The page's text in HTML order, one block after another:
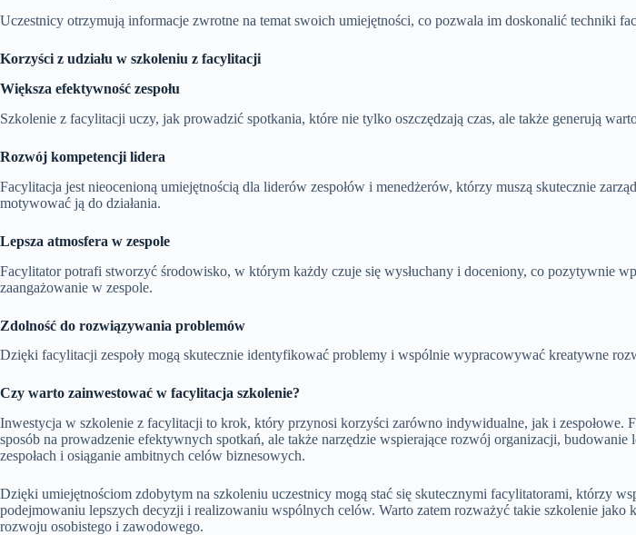
Uczestnicy otrzymują informacje zwrotne na temat swoich umiejętności, co pozwala im doskonalić techniki
Korzyści z udziału w szkoleniu z facylitacji
Większa efektywność zespołu
Szkolenie z facylitacji uczy, jak prowadzić spotkania, które nie tylko oszczędzają czas, ale także generują
Rozwój kompetencji lidera
Facylitacja jest nieocenioną umiejętnością dla liderów zespołów i menedżerów, którzy muszą skutecznie
motywować ją do działania.
Lepsza atmosfera w zespole
Facylitator potrafi stworzyć środowisko, w którym każdy czuje się wysłuchany i doceniony, co pozytywnie
zaangażowanie w zespole.
Zdolność do rozwiązywania problemów
Dzięki facylitacji zespoły mogą skutecznie identyfikować problemy i wspólnie wypracowywać kreatywne
Czy warto zainwestować w facylitacja szkolenie?
Inwestycja w szkolenie z facylitacji to krok, który przynosi korzyści zarówno indywidualne, jak i zespołowe.
sposób na prowadzenie efektywnych spotkań, ale także narzędzie wspierające rozwój organizacji, budowanie
zespołach i osiąganie ambitnych celów biznesowych.
Dzięki umiejętnościom zdobytym na szkoleniu uczestnicy mogą stać się skutecznymi facylitatorami, którzy
podejmowaniu lepszych decyzji i realizowaniu wspólnych celów. Warto zatem rozważyć takie szkolenie jako
rozwoju osobistego i zawodowego.